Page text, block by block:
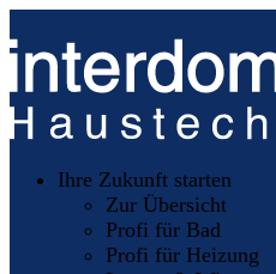
Ihre Zukunft starten
Zur Übersicht
Profi für Bad
Profi für Heizung